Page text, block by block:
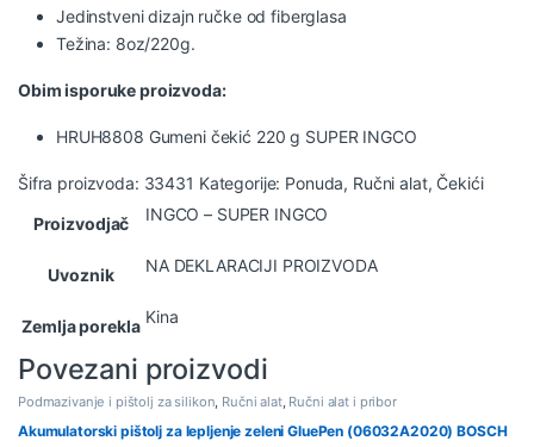
Jedinstveni dizajn ručke od fiberglasa
Težina: 8oz/220g.
Obim isporuke proizvoda:
HRUH8808 Gumeni čekić 220 g SUPER INGCO
Šifra proizvoda: 33431 Kategorije: Ponuda, Ručni alat, Čekići
Proizvodjač
INGCO – SUPER INGCO
Uvoznik NA DEKLARACIJI PROIZVODA
Zemlja porekla Kina
Povezani proizvodi
Podmazivanje i pištolj za silikon, Ručni alat, Ručni alat i pribor
Akumulatorski pištolj za lepljenje zeleni GluePen (06032A2020) BOSCH